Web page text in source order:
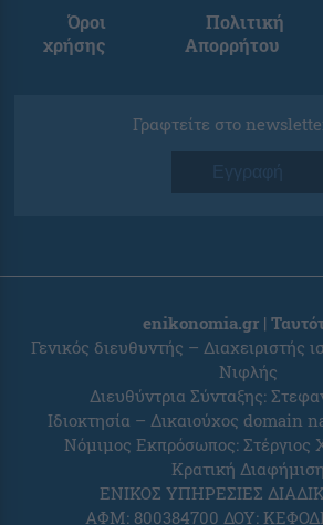
Όροι
χρήσης
Πολιτική
Απορρήτου
Γραφτείτε στο
Εγγραφή
enikonomia.gr |
Γενικός διευθυντής – Διαχειριστής
Νιφλής
Διευθύντρια Σύνταξης:
Ιδιοκτησία – Δικαιούχος domain
Νόμιμος Εκπρόσωπος: Στέργιος
Κρατική Διαφήμιση
ΕΝΙΚΟΣ ΥΠΗΡΕΣΙΕΣ
ΑΦΜ: 800384700 ΔΟΥ: